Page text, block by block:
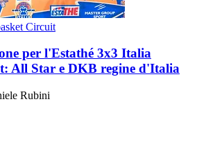
Circuit
per l'Estathé 3x3 Italia
All Star e DKB regine d'Italia
Rubini